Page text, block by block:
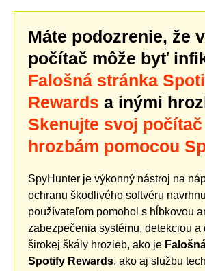
Máte podozrenie, že
počítač môže byť
Falošná stránka
Rewards a inými
Skenujte svoj
hrozbám pomocou
SpyHunter je výkonný nástroj na
ochranu škodlivého softvéru
používateľom pomohol s hĺbkovou
zabezpečenia systému, detekciou a
širokej škály hrozieb, ako je
Spotify Rewards, ako aj službu